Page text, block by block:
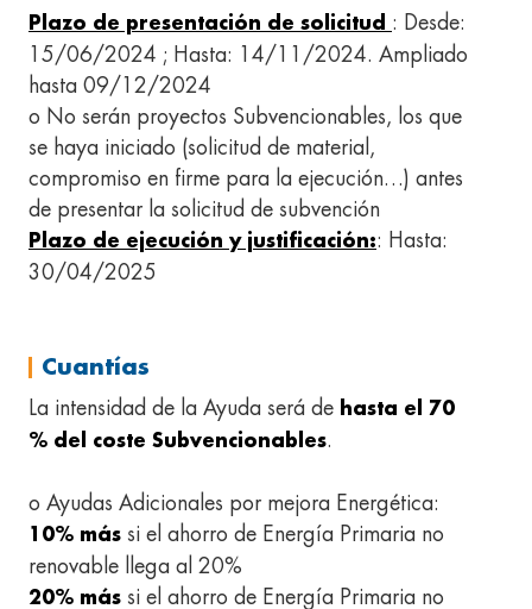
Plazo de presentación de solicitud : Desde:
15/06/2024 ; Hasta: 14/11/2024. Ampliado
hasta 09/12/2024
o No serán proyectos Subvencionables, los que
se haya iniciado (solicitud de material,
compromiso en firme para la ejecución…) antes
de presentar la solicitud de subvención
Plazo de ejecución y justificación:: Hasta:
30/04/2025
Cuantías
La intensidad de la Ayuda será de hasta el 70
% del coste Subvencionables.
o Ayudas Adicionales por mejora Energética:
10% más si el ahorro de Energía Primaria no
renovable llega al 20%
20% más si el ahorro de Energía Primaria no